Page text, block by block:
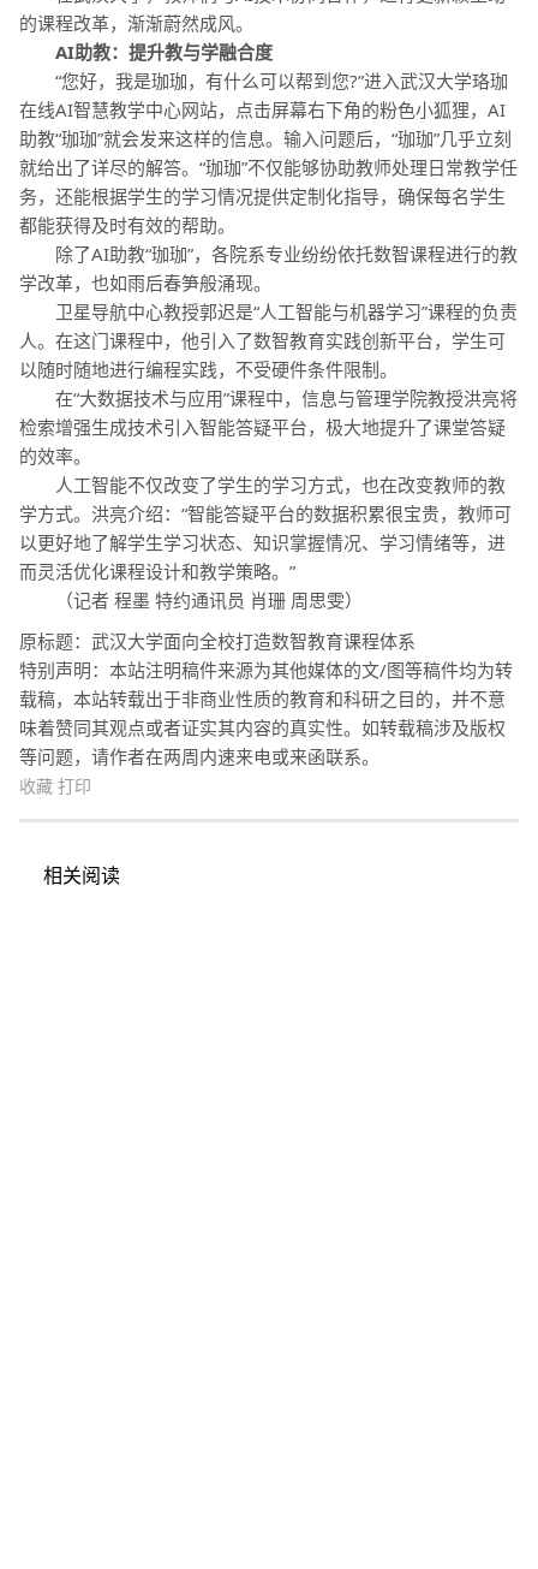
的课程改革，渐渐蔚然成风。
AI助教：提升教与学融合度
“您好，我是珈珈，有什么可以帮到您?”进入武汉大学珞珈
在线AI智慧教学中心网站，点击屏幕右下角的粉色小狐狸，AI
助教“珈珈”就会发来这样的信息。输入问题后，“珈珈”几乎立刻
就给出了详尽的解答。“珈珈”不仅能够协助教师处理日常教学任
务，还能根据学生的学习情况提供定制化指导，确保每名学生
都能获得及时有效的帮助。
除了AI助教“珈珈”，各院系专业纷纷依托数智课程进行的教
学改革，也如雨后春笋般涌现。
卫星导航中心教授郭迟是“人工智能与机器学习”课程的负责
人。在这门课程中，他引入了数智教育实践创新平台，学生可
以随时随地进行编程实践，不受硬件条件限制。
在“大数据技术与应用”课程中，信息与管理学院教授洪亮将
检索增强生成技术引入智能答疑平台，极大地提升了课堂答疑
的效率。
人工智能不仅改变了学生的学习方式，也在改变教师的教
学方式。洪亮介绍：“智能答疑平台的数据积累很宝贵，教师可
以更好地了解学生学习状态、知识掌握情况、学习情绪等，进
而灵活优化课程设计和教学策略。”
（记者 程墨 特约通讯员 肖珊 周思雯）
原标题：武汉大学面向全校打造数智教育课程体系
特别声明：本站注明稿件来源为其他媒体的文/图等稿件均为转
载稿，本站转载出于非商业性质的教育和科研之目的，并不意
味着赞同其观点或者证实其内容的真实性。如转载稿涉及版权
等问题，请作者在两周内速来电或来函联系。
收藏 打印
相关阅读